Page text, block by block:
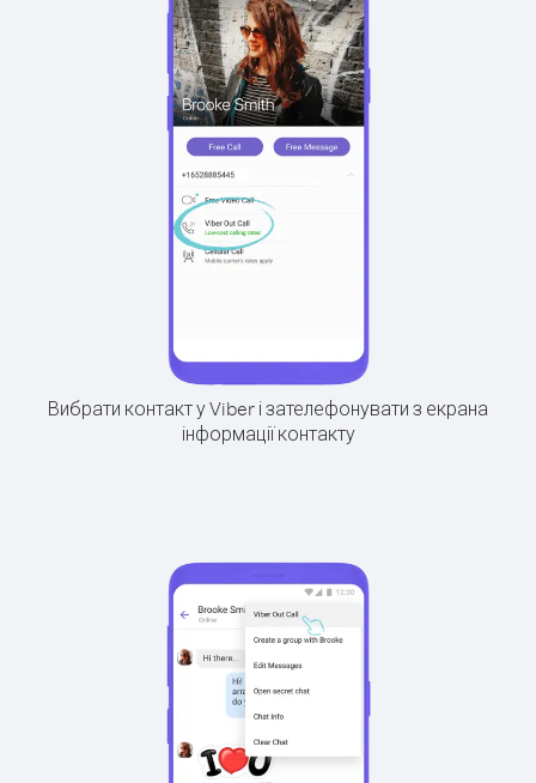
Вибрати контакт у Viber і зателефонувати з екрана
інформації контакту